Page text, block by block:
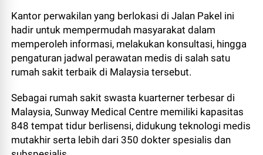
Kantor perwakilan yang berlokasi di Jalan Pakel ini
hadir untuk mempermudah masyarakat dalam
memperoleh informasi, melakukan konsultasi, hingga
pengaturan jadwal perawatan medis di salah satu
rumah sakit terbaik di Malaysia tersebut.
Sebagai rumah sakit swasta kuarterner terbesar di
Malaysia, Sunway Medical Centre memiliki kapasitas
848 tempat tidur berlisensi, didukung teknologi medis
mutakhir serta lebih dari 350 dokter spesialis dan